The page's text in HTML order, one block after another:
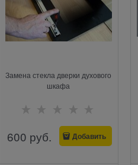
Замена стекла дверки духового
шкафа
600 руб. Добавить